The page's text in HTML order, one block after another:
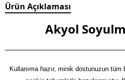
Ürün Açıklaması
Akyol
Kullanıma hazır, minik dostunuzun tüm